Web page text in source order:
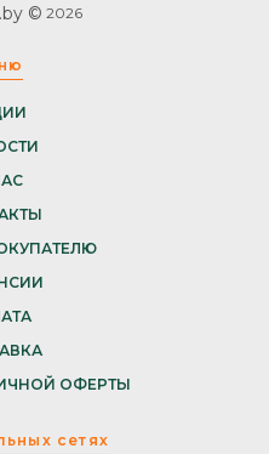
© 2026
ОФЕРТЫ
сетях